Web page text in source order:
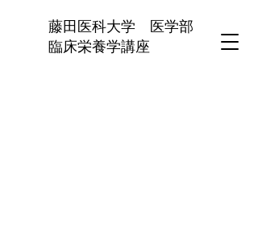
藤田医科大学 医学部
臨床栄養学講座